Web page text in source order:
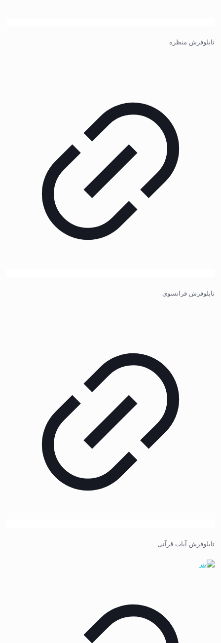
تابلوفرش منظره
تابلوفرش فرانسوی
تابلوفرش آیات قرآنی